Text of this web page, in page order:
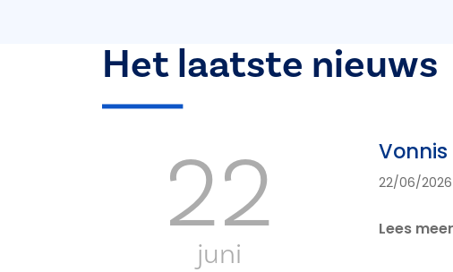
Het laatste nieuws
22
juni
22/06/2026
Lees meer